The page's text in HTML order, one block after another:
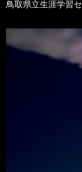
鳥取県立生涯学習